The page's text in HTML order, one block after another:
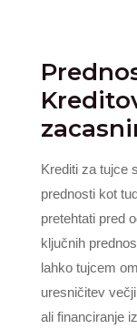
Krediti za tujce
prednosti kot
pretehtati pred
ključnih
lahko tujcem
uresničitev
ali financiranje